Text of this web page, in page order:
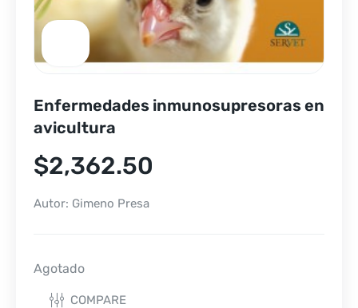
Enfermedades inmunosupresoras en
avicultura
$2,362.50
Autor: Gimeno Presa
Agotado
COMPARE